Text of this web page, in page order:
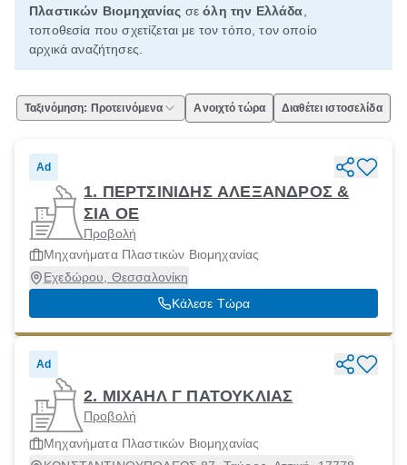
Πλαστικών Βιομηχανίας σεόλη την Ελλάδα
τοποθεσία που σχετίζεται με τον τόπο, τον οποίο
αρχικά αναζήτησες.
Ταξινόμηση: Προτεινόμενα Ανοιχτό τώρα Διαθέτει ιστοσελίδα
Ad
1. ΠΕΡΤΣΙΝΙΔΗΣ ΑΛΕΞΑΝΔΡΟΣ &
ΣΙΑ ΟΕ
Προβολή
Μηχανήματα Πλαστικών Βιομηχανίας
Εχεδώρου, Θεσσαλονίκη
Κάλεσε Τώρα
Ad
2. ΜΙΧΑΗΛ Γ ΠΑΤΟΥΚΛΙΑΣ
Προβολή
Μηχανήματα Πλαστικών Βιομηχανίας